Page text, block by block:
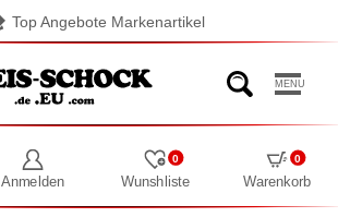
Top Angebote Markenartikel
MENU
Anmelden Wunshliste
0
Warenkorb
0